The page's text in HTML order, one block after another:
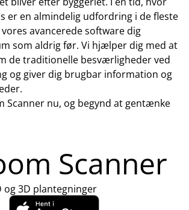
er en almindelig udfordring i de fleste
avancerede software dig
som aldrig før. Vi hjælper dig med at
de traditionelle besværligheder ved
og giver dig brugbar information og
Scanner nu, og begynd at gentænke
Scanner
og 3D plantegninger